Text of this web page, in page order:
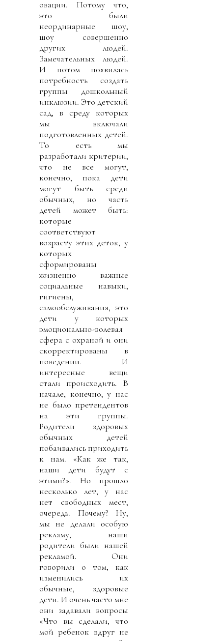
овации. Потому что,
это были
неординарные шоу,
шоу совершенно
других людей.
Замечательных людей.
И потом появилась
потребность создать
группы дошкольный
инклюзии. Это детский
сад, в среду которых
мы включали
подготовленных детей.
То есть мы
разработали критерии,
что не все могут,
конечно, пока дети
могут быть среди
обычных, но часть
детей может быть:
которые
соответствуют
возрасту этих деток, у
которых
сформированы
жизненно важные
социальные навыки,
гигиены,
самообслуживания, это
дети у которых
эмоционально-волевая
сфера с охраной и они
скорректированы в
поведении. И
интересные вещи
стали происходить. В
начале, конечно, у нас
не было претендентов
на эти группы.
Родители здоровых
обычных детей
побаивались приходить
к нам. «Как же так,
наши дети будут с
этими?». Но прошло
несколько лет, у нас
нет свободных мест,
очередь. Почему? Ну,
мы не делали особую
рекламу, наши
родители были нашей
рекламой. Они
говорили о том, как
изменились их
обычные, здоровые
дети. И очень часто мне
они задавали вопросы
«Что вы сделали, что
мой ребенок вдруг не